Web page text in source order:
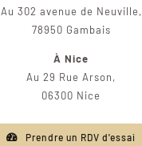
Au 302 avenue de Neuville,
78950 Gambais
À Nice
Au 29 Rue Arson,
06300 Nice
Prendre un RDV d'essai